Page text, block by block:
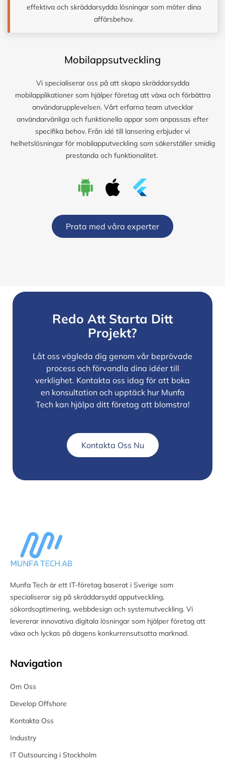
effektiva och skräddarsydda lösningar som möter dina
affärsbehov.
Mobilappsutveckling
Vi specialiserar oss på att skapa skräddarsydda
mobilapplikationer som hjälper företag att växa och förbättra
användarupplevelsen. Vårt erfarna team utvecklar
användarvänliga och funktionella appar som anpassas efter
specifika behov. Från idé till lansering erbjuder vi
helhetslösningar för mobilapputveckling som säkerställer smidig
prestanda och funktionalitet.
Prata med våra experter
Redo Att Starta Ditt
Projekt?
Låt oss vägleda dig genom vår beprövade
process och förvandla dina idéer till
verklighet. Kontakta oss idag för att boka
en konsultation och upptäck hur Munfa
Tech kan hjälpa ditt företag att blomstra!
Kontakta Oss Nu
Munfa Tech är ett IT-företag baserat i Sverige som
specialiserar sig på skräddarsydd apputveckling,
sökordsoptimering, webbdesign och systemutveckling. Vi
levererar innovativa digitala lösningar som hjälper företag att
växa och lyckas på dagens konkurrensutsatta marknad.
Navigation
Om Oss
Develop Offshore
Kontakta Oss
Industry
IT Outsourcing i Stockholm